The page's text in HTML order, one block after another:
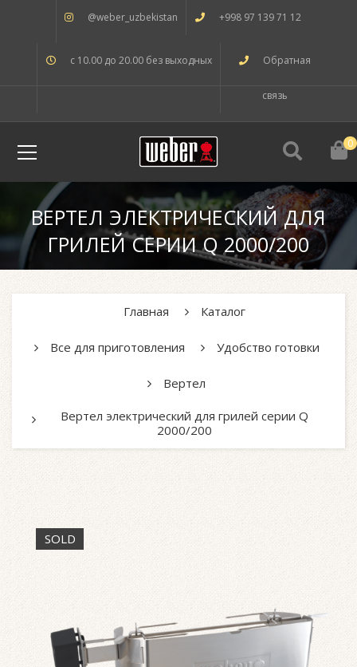
@weber_uzbekistan +998 97 139 71 12
с 10.00 до 20.00 без выходных Обратная
связь
0
ВЕРТЕЛ ЭЛЕКТРИЧЕСКИЙ ДЛЯ
ГРИЛЕЙ СЕРИИ Q 2000/200
Главная Каталог
Все для приготовления Удобство готовки
Вертел
Вертел электрический для грилей серии Q
2000/200
SOLD